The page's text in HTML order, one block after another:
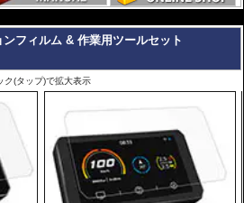
フィルム & 作業用ツールセット
ク(タップ)で拡大表示